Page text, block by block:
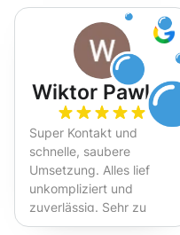
Wiktor Pawlak
Super Kontakt und
schnelle, saubere
Umsetzung. Alles lief
unkompliziert und
zuverlässig. Sehr zu
empfehlen!